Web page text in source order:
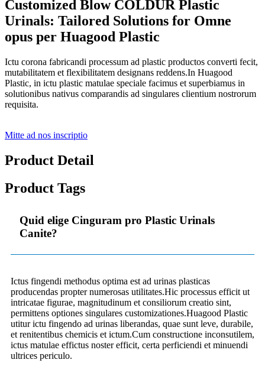
Customized Blow COLDUR Plastic
Urinals: Tailored Solutions for Omne
opus per Huagood Plastic
Ictu corona fabricandi processum ad plastic productos converti fecit,
mutabilitatem et flexibilitatem designans reddens.In Huagood
Plastic, in ictu plastic matulae speciale facimus et superbiamus in
solutionibus nativus comparandis ad singulares clientium nostrorum
requisita.
Mitte ad nos inscriptio
Product Detail
Product Tags
Quid elige Cinguram pro Plastic Urinals
Canite?
Ictus fingendi methodus optima est ad urinas plasticas
producendas propter numerosas utilitates.Hic processus efficit ut
intricatae figurae, magnitudinum et consiliorum creatio sint,
permittens optiones singulares customizationes.Huagood Plastic
utitur ictu fingendo ad urinas liberandas, quae sunt leve, durabile,
et renitentibus chemicis et ictum.Cum constructione inconsutilem,
ictus matulae effictus noster efficit, certa perficiendi et minuendi
ultrices periculo.